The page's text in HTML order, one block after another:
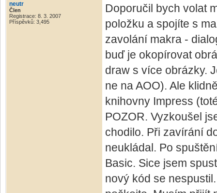
neutr
Člen
Registrace: 8. 3. 2007
Příspěvků: 3,495
Doporučil bych volat
položku a spojíte s
zavolání makra -
buď je okopírovat
draw s více obrázky.
ne na AOO). Ale
knihovny Impress
POZOR. Vyzkoušel
chodilo. Při zavírání
neukládal. Po
Basic. Sice jsem
nový kód se